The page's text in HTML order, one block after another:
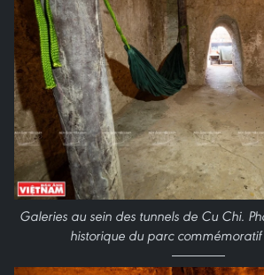
Galeries au sein des tunnels de Cu Chi.
historique du parc